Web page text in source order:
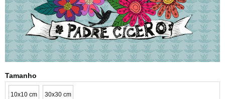
Tamanho
10x10 cm 30x30 cm